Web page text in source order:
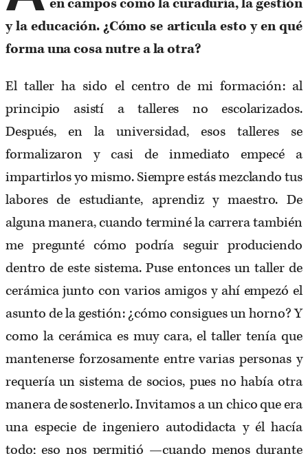
en campos como la curaduría, la gestión
y la educación. ¿Cómo se articula esto y en qué
forma una cosa nutre a la otra?
El taller ha sido el centro de mi formación: al
principio asistí a talleres no escolarizados.
Después, en la universidad, esos talleres se
formalizaron y casi de inmediato empecé a
impartirlos yo mismo. Siempre estás mezclando tus
labores de estudiante, aprendiz y maestro. De
alguna manera, cuando terminé la carrera también
me pregunté cómo podría seguir produciendo
dentro de este sistema. Puse entonces un taller de
cerámica junto con varios amigos y ahí empezó el
asunto de la gestión: ¿cómo consigues un horno? Y
como la cerámica es muy cara, el taller tenía que
mantenerse forzosamente entre varias personas y
requería un sistema de socios, pues no había otra
manera de sostenerlo. Invitamos a un chico que era
una especie de ingeniero autodidacta y él hacía
todo; eso nos permitió —cuando menos durante